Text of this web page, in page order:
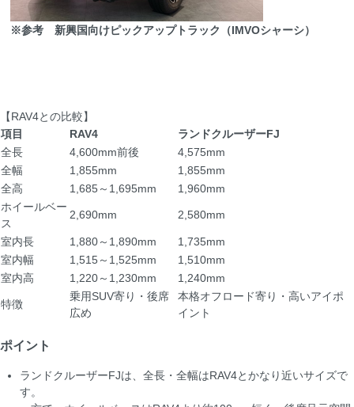
※参考 新興国向けピックアップトラック（IMVOシャーシ）
【RAV4との比較】
項目
RAV4
ランドクルーザーFJ
全長
4,600mm前後
4,575mm
全幅
1,855mm
1,855mm
全高
1,685～1,695mm
1,960mm
ホイールベー
ス
2,690mm 2,580mm
室内長 1,880～1,890mm
1,735mm
室内幅
1,515～1,525mm
1,510mm
室内高
1,220～1,230mm 1,240mm
特徴
乗用SUV寄り・後席
広め
本格オフロード寄り・高いアイポ
イント
ポイント
ランドクルーザーFJは、全長・全幅はRAV4とかなり近いサイズで
す。